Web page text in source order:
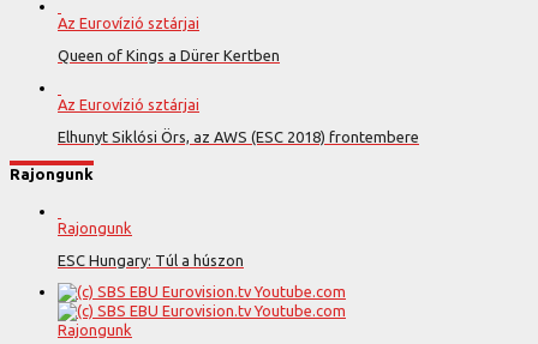
Az Eurovízió sztárjai
Queen of Kings a Dürer Kertben
Az Eurovízió sztárjai
Elhunyt Siklósi Örs, az AWS (ESC 2018) frontembere
Rajongunk
Rajongunk
ESC Hungary: Túl a húszon
Rajongunk